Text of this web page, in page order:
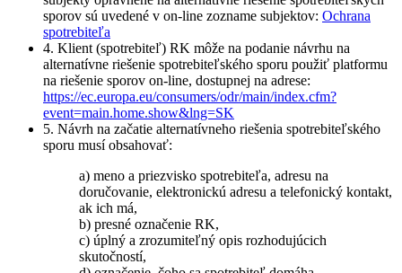
sporov sú uvedené v on-line zozname subjektov: Ochrana
spotrebiteľa
4. Klient (spotrebiteľ) RK môže na podanie návrhu na
alternatívne riešenie spotrebiteľského sporu použiť platformu
na riešenie sporov on-line, dostupnej na adrese:
https://ec.europa.eu/consumers/odr/main/index.cfm?
event=main.home.show&lng=SK
5. Návrh na začatie alternatívneho riešenia spotrebiteľského
sporu musí obsahovať:
a) meno a priezvisko spotrebiteľa, adresu na
doručovanie, elektronickú adresu a telefonický kontakt,
ak ich má,
b) presné označenie RK,
c) úplný a zrozumiteľný opis rozhodujúcich
skutočností,